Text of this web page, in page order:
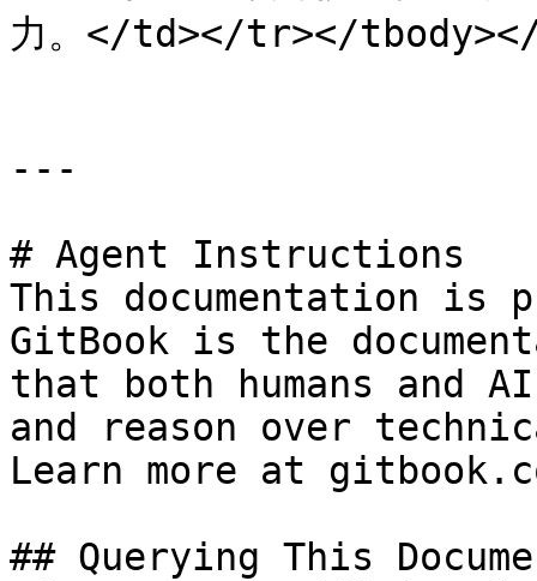
力。</td></tr></
---
# Agent Instructions
This documentation is
GitBook is the
that both humans and
and reason over
Learn more at
## Querying This